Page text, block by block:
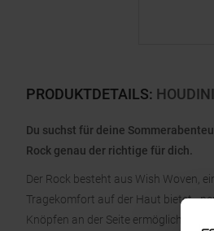
PRODUKTDETAILS:
Du suchst für deine
Rock genau der richtige für dich.
Der Rock besteht aus Wish Woven,
Tragekomfort auf der Haut bietet -
Knöpfen an der Seite ermöglichen es